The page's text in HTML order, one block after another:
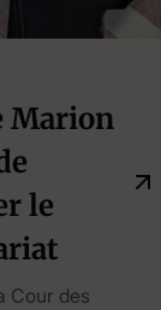
Marion
le
Cour des